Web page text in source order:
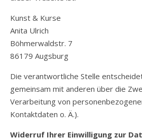
Kunst & Kurse
Anita Ulrich
Böhmerwaldstr. 7
86179 Augsburg
Die verantwortliche Stelle
gemeinsam mit anderen über die
Verarbeitung von
Kontaktdaten o. Ä.).
Widerruf Ihrer Einwilligung zur